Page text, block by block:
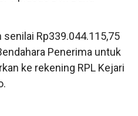
Rp339.044.115,75
Penerima untuk
ke rekening RPL Kejari